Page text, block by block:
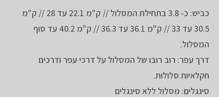
כביש: כ- 3.8 בתחילת המסלול // ק"מ 22.1 עד 28 // ק"מ
30.5 עד 33 // ק"מ 36.1 עד 36.3 // ק"מ 40.2 עד סוף
המסלול.
דרך עפר: רוב רובו של המסלול על דרכי עפר ודרכים
חקלאיות סלולות.
סינגלים: מסלול ללא סינגלים